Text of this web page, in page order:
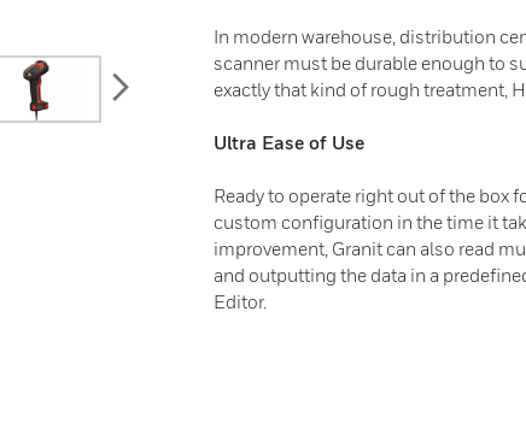
In modern warehouse, distribution
scanner must be durable enough to
exactly that kind of rough treatment,
Ultra Ease of Use
Ready to operate right out of the box
custom configuration in the time it
improvement, Granit can also read
and outputting the data in a
Editor.